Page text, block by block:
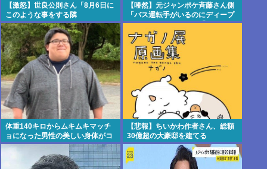
【激怒】世良公則さん「8月6日に
このような事をする隣
国」・・・・・・・・・
【唖然】元ジャンポケ斉藤さん側
「バス運転手がいるのにディープ
キスなんてできない」「Aさんの
供述には矛盾
点」・・・・・・・・・
体重140キロからムキムキマッチ
ョになった男性の美しい身体がコ
チラ！！！
【悲報】ちいかわ作者さん、総額
30億超の大豪邸を建てる